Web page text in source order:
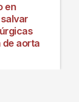
en
de aorta